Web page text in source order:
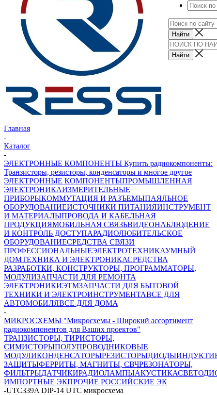
Главная
-
Каталог
-
ЭЛЕКТРОННЫЕ КОМПОНЕНТЫ Купить радиокомпоненты:
Транзисторы, резисторы, конденсаторы и многое другое
ЭЛЕКТРОННЫЕ КОМПОНЕНТЫПРОМЫШЛЕННАЯ
ЭЛЕКТРОНИКАИЗМЕРИТЕЛЬНЫЕ
ПРИБОРЫКОММУТАЦИЯ И РАЗЪЕМЫПАЯЛЬНОЕ
ОБОРУДОВАНИЕИСТОЧНИКИ ПИТАНИЯИНСТРУМЕНТ
И МАТЕРИАЛЫПРОВОДА И КАБЕЛЬНАЯ
ПРОДУКЦИЯМОБИЛЬНАЯ СВЯЗЬВИДЕОНАБЛЮДЕНИЕ
И КОНТРОЛЬ ДОСТУПАРАДИОЛЮБИТЕЛЬСКОЕ
ОБОРУДОВАНИЕСРЕДСТВА СВЯЗИ
ПРОФЕССИОНАЛЬНЫЕЭЛЕКТРОТЕХНИКАУМНЫЙ
ДОМТЕХНИКА И ЭЛЕКТРОНИКАСРЕДСТВА
РАЗРАБОТКИ, КОНСТРУКТОРЫ, ПРОГРАММАТОРЫ,
МОДУЛИЗАПЧАСТИ ДЛЯ РЕМОНТА
ЭЛЕКТРОНИКИЭТМЗАПЧАСТИ ДЛЯ БЫТОВОЙ
ТЕХНИКИ И ЭЛЕКТРОИНСТРУМЕНТАВСЕ ДЛЯ
АВТОМОБИЛЯВСЕ ДЛЯ ДОМА
-
МИКРОСХЕМЫ "Микросхемы - Широкий ассортимент
радиокомпонентов для Ваших проектов"
ТРАНЗИСТОРЫ, ТИРИСТОРЫ,
СИМИСТОРЫПОЛУПРОВОДНИКОВЫЕ
МОДУЛИКОНДЕНСАТОРЫРЕЗИСТОРЫДИОДЫ
ЗАЩИТЫФЕРРИТЫ, МАГНИТЫ, СВЧРЕЗОНАТОРЫ,
ФИЛЬТРЫДАТЧИКИРАДИОЛАМПЫАКУСТИКА
ИМПОРТНЫЕ ЭКПРОЧИЕ РОССИЙСКИЕ ЭК
-UTC339A DIP-14 UTC микросхема